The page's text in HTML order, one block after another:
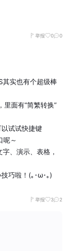
举报 0 0
其实也有个超级棒
里面有“简繁转换”
试试快捷键
呢～
、演示、表格，
巧啦！(｡･ω･｡)
举报 3 2